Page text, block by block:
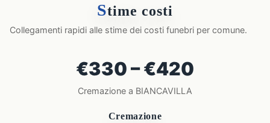
Stime costi
Collegamenti rapidi alle stime dei costi funebri per comune.
€330 – €420
Cremazione a BIANCAVILLA
Cremazione